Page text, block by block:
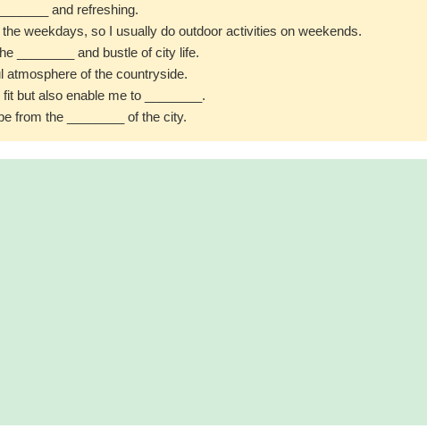
and refreshing.
weekdays, so I usually do outdoor activities on weekends.
________ and bustle of city life.
atmosphere of the countryside.
but also enable me to ________.
from the ________ of the city.